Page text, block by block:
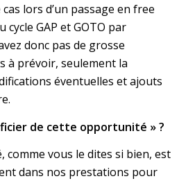
lors d’un passage en free
cycle GAP et GOTO par
donc pas de grosse
à prévoir, seulement la
éventuelles et ajouts
de cette opportunité » ?
vous le dites si bien, est
dans nos prestations pour